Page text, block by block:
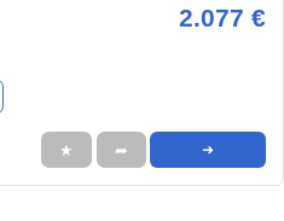
2.077 €
★ ➦ ➜